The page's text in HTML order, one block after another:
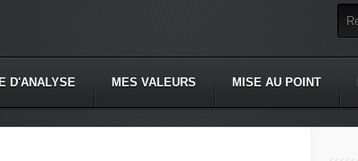
D'ANALYSE MES VALEURS MISE AU POINT